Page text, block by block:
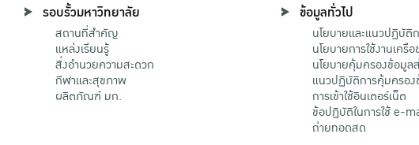
รอบรั้วมหาวิทยาลัย
สถานที่สำคัญ
แหล่งเรียนรู้
สิ่งอำนวยความสะดวก
กีฬาและสุขภาพ
ผลิตภัณฑ์ มก.
ข้อมูลทั่วไป
นโยบายและแนวปฏิบั
นโยบายการใช้งานเครื
นโยบายคุ้มครองข้อมู
แนวปฏิบัติการคุ้มครอ
การเข้าใช้อินเตอร์เน็ต
ข้อปฏิบัติในการใช้ e-
ถ่ายทอดสด